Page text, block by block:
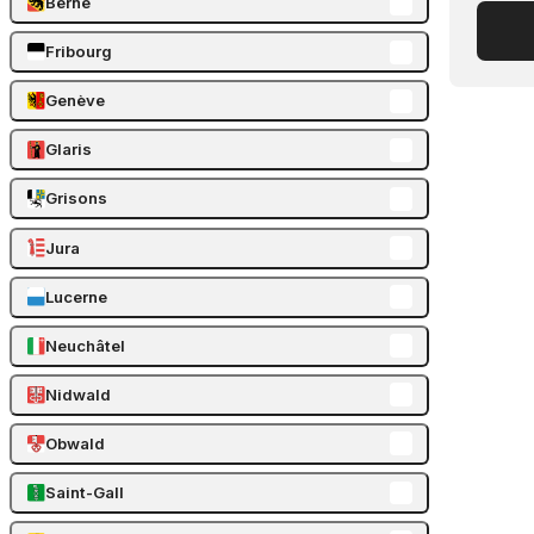
Fribourg
Genève
Glaris
Grisons
Jura
Lucerne
Neuchâtel
Nidwald
Obwald
Saint-Gall